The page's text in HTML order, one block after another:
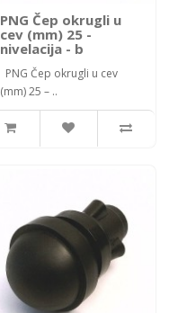
PNG Čep okrugli u
cev (mm) 25 -
nivelacija - b
PNG Čep okrugli u cev
(mm) 25 – ..